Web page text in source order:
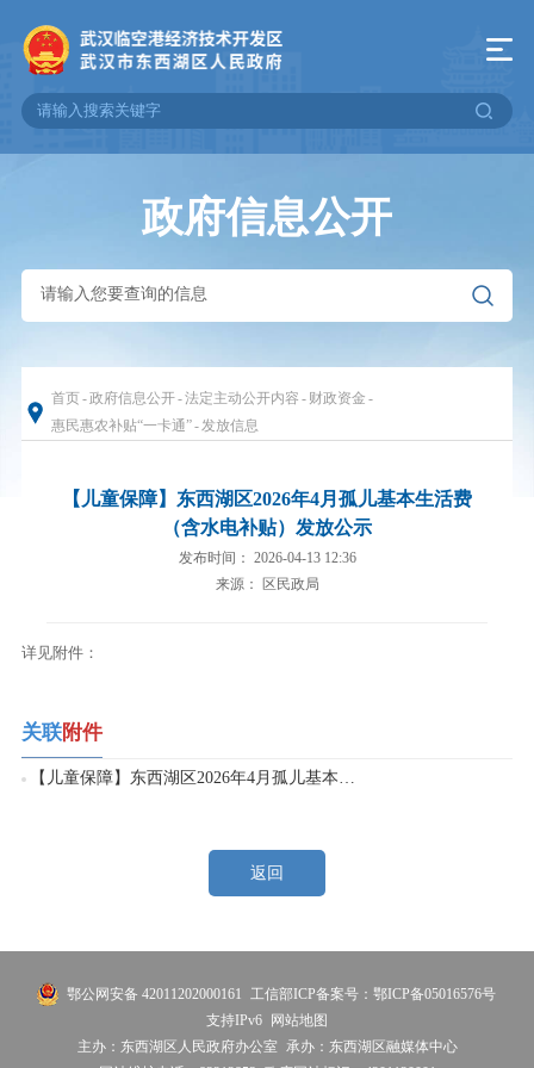
政府信息公开
首页-政府信息公开-法定主动公开内容 - 财政资金 -
惠民惠农补贴“一卡通”- 发放信息
【儿童保障】东西湖区2026年4月孤儿基本生活费
（含水电补贴）发放公示
发布时间： 2026-04-13 12:36
来源： 区民政局
详见附件：
关联附件
【儿童保障】东西湖区2026年4月孤儿基本生活费（含水电补贴）发放公示.xlsx
返回
鄂公网安备 42011202000161
工信部ICP备案号：鄂ICP备05016576号
支持IPv6 网站地图
主办：东西湖区人民政府办公室
承办：东西湖区融媒体中心